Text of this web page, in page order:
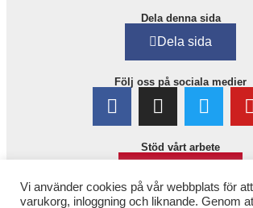
Dela denna sida
Dela sida
Följ oss på sociala medier
Stöd vårt arbete
Vi använder cookies på vår webbplats för
varukorg, inloggning och liknande. Genom